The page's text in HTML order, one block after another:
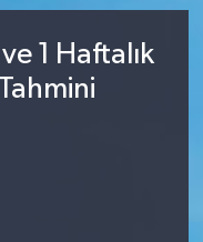
1 Haftalık